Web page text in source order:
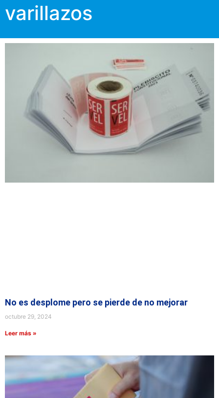
varillazos
No es desplome pero se pierde de no mejorar
octubre 29, 2024
Leer más »